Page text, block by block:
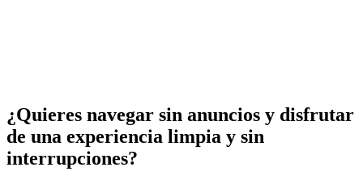
¿Quieres navegar sin anuncios y disfrutar
de una experiencia limpia y sin
interrupciones?